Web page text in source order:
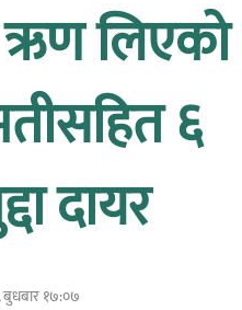
लिएको
६
दायर
बुधबार १७:०७